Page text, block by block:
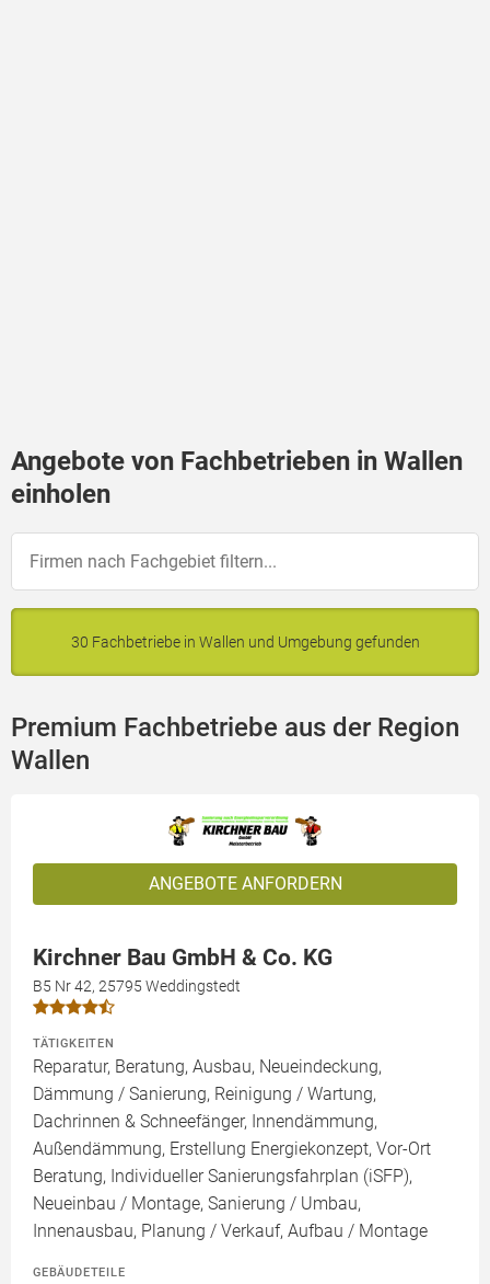
Angebote von Fachbetrieben in Wallen
einholen
30 Fachbetriebe in Wallen und Umgebung gefunden
Premium Fachbetriebe aus der Region
Wallen
ANGEBOTE ANFORDERN
Kirchner Bau GmbH & Co. KG
B5 Nr 42, 25795 Weddingstedt
TÄTIGKEITEN
Reparatur, Beratung, Ausbau, Neueindeckung,
Dämmung / Sanierung, Reinigung / Wartung,
Dachrinnen & Schneefänger, Innendämmung,
Außendämmung, Erstellung Energiekonzept, Vor-Ort
Beratung, Individueller Sanierungsfahrplan (iSFP),
Neueinbau / Montage, Sanierung / Umbau,
Innenausbau, Planung / Verkauf, Aufbau / Montage
GEBÄUDETEILE